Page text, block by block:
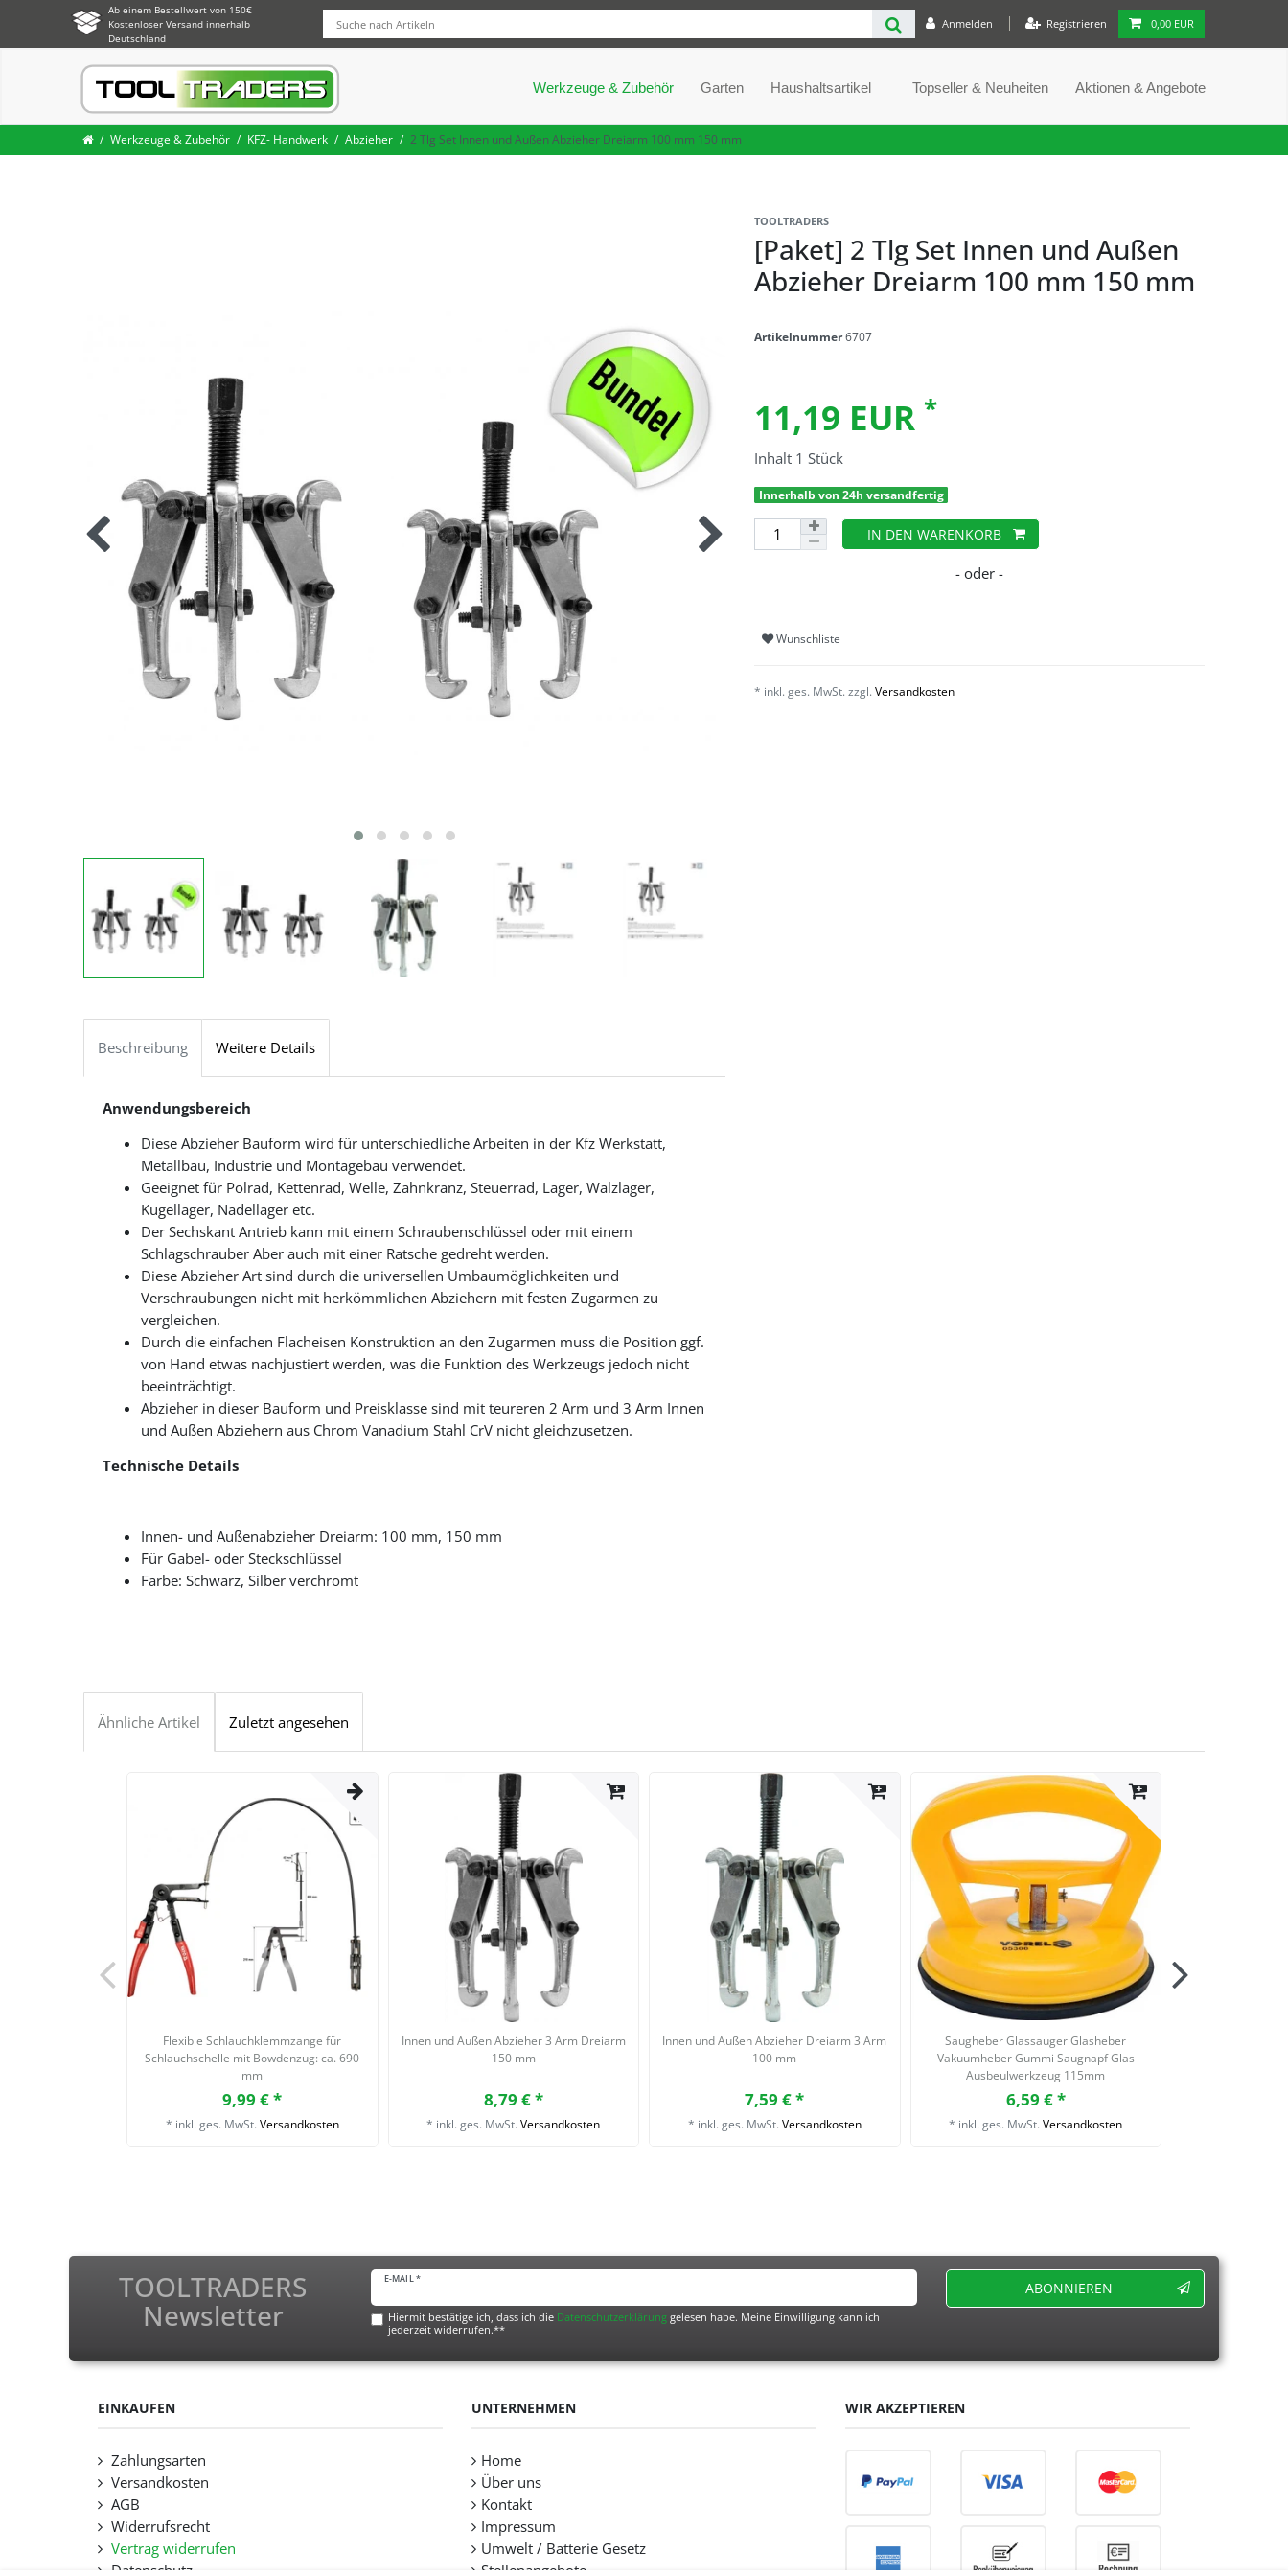
Anmelden Registrieren 0,00 EUR
Ab einem Bestellwert von 150€
Kostenloser Versand innerhalb
Deutschland
Werkzeuge & Zubehör Garten Haushaltsartikel Topseller & Neuheiten Aktionen & Angebote
Werkzeuge & Zubehör KFZ- Handwerk Abzieher 2 Tlg Set Innen und Außen Abzieher Dreiarm 100 mm 150 mm
TOOLTRADERS
[Paket] 2 Tlg Set Innen und Außen
Abzieher Dreiarm 100 mm 150 mm
Artikelnummer6707
11,19 EUR *
Inhalt 1 Stück
Innerhalb von 24h versandfertig
IN DEN WARENKORB
Wunschliste
* inkl. ges. MwSt. zzgl. Versandkosten
Beschreibung Weitere Details
Anwendungsbereich
Diese Abzieher Bauform wird für unterschiedliche Arbeiten in der Kfz Werkstatt,
Metallbau, Industrie und Montagebau verwendet.
Geeignet für Polrad, Kettenrad, Welle, Zahnkranz, Steuerrad, Lager, Walzlager,
Kugellager, Nadellager etc.
Der Sechskant Antrieb kann mit einem Schraubenschlüssel oder mit einem
Schlagschrauber Aber auch mit einer Ratsche gedreht werden.
Diese Abzieher Art sind durch die universellen Umbaumöglichkeiten und
Verschraubungen nicht mit herkömmlichen Abziehern mit festen Zugarmen zu
vergleichen.
Durch die einfachen Flacheisen Konstruktion an den Zugarmen muss die Position ggf.
von Hand etwas nachjustiert werden, was die Funktion des Werkzeugs jedoch nicht
beeinträchtigt.
Abzieher in dieser Bauform und Preisklasse sind mit teureren 2 Arm und 3 Arm Innen
und Außen Abziehern aus Chrom Vanadium Stahl CrV nicht gleichzusetzen.
Technische Details
Innen- und Außenabzieher Dreiarm: 100 mm, 150 mm
Für Gabel- oder Steckschlüssel
Farbe: Schwarz, Silber verchromt
Ähnliche Artikel Zuletzt angesehen
Flexible Schlauchklemmzange für
Schlauchschelle mit Bowdenzug: ca. 690
mm
9,99 € *
* inkl. ges. MwSt. Versandkosten
Innen und Außen Abzieher 3 Arm Dreiarm
150 mm
8,79 € *
* inkl. ges. MwSt. Versandkosten
Innen und Außen Abzieher Dreiarm 3 Arm
100 mm
7,59 € *
* inkl. ges. MwSt. Versandkosten
Saugheber Glassauger Glasheber
Vakuumheber Gummi Saugnapf Glas
Ausbeulwerkzeug 115mm
6,59 € *
* inkl. ges. MwSt. Versandkosten
TOOLTRADERS
Newsletter
E-MAIL *
Hiermit bestätige ich, dass ich die Daten­schutz­erklärunggelesen habe. Meine Einwilligung kann ich
jederzeit widerrufen.**
ABONNIEREN
EINKAUFEN
Zahlungsarten
Versandkosten
AGB
Widerrufsrecht
Vertrag widerrufen
Datenschutz
UNTERNEHMEN
Home
Über uns
Kontakt
Impressum
Umwelt / Batterie Gesetz
Stellenangebote
WIR AKZEPTIEREN